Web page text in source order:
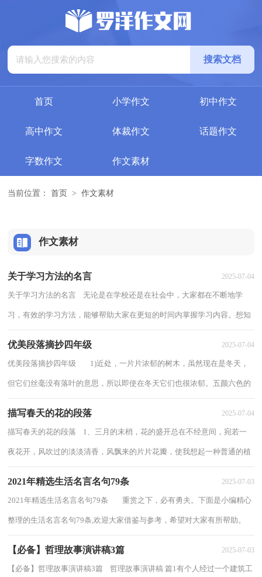
首页 小学作文 初中作文
高中作文 体裁作文 话题作文
字数作文 作文素材
当前位置： 首页 > 作文素材
作文素材
关于学习方法的名言 2025-07-04
关于学习方法的名言 无论是在学校还是在社会中，大家都在不断地学
习，有效的学习方法，能够帮助大家在更短的时间内掌握学习内容。想知
优美段落摘抄四年级 2025-07-04
优美段落摘抄四年级 1)近处，一片片浓郁的树木，虽然现在是冬天，
但它们丝毫没有落叶的意思，所以即使在冬天它们也很浓郁。五颜六色的
描写春天的花的段落 2025-07-04
描写春天的花的段落 1、三月的末梢，花的盛开总在不经意间，宛若一
夜花开，风吹过的淡淡清香，风飘来的片片花瓣，使我想起一种普通的植
2021年精选生活名言名句79条 2025-07-03
2021年精选生活名言名句79条 重赏之下，必有勇夫。下面是小编精心
整理的生活名言名句79条,欢迎大家借鉴与参考，希望对大家有所帮助。
【必备】哲理故事演讲稿3篇 2025-07-03
【必备】哲理故事演讲稿3篇 哲理故事演讲稿 篇1有个人经过一个建筑工